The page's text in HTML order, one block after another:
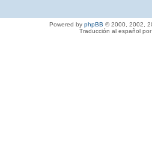
Powered by phpBB © 2000, 2002,
Traducción al español por